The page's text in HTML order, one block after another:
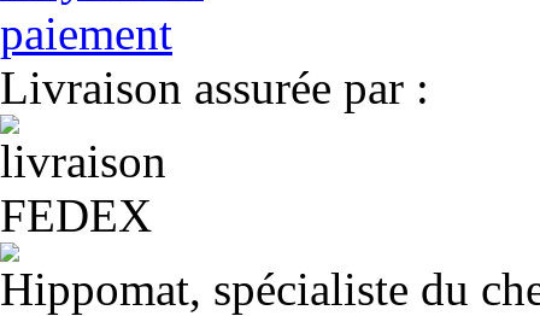
Livraison assurée par :
Hippomat, spécialiste du